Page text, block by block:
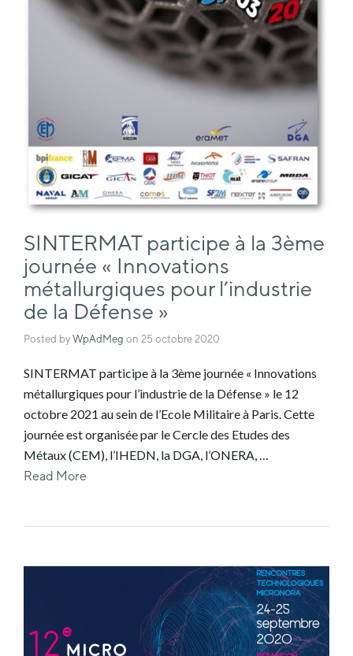
SINTERMAT participe à la 3ème
journée « Innovations
métallurgiques pour l’industrie
de la Défense »
Posted by WpAdMeg on 25 octobre 2020
SINTERMAT participe à la 3ème journée « Innovations
métallurgiques pour l’industrie de la Défense » le 12
octobre 2021 au sein de l’Ecole Militaire à Paris. Cette
journée est organisée par le Cercle des Etudes des
Métaux (CEM), l’IHEDN, la DGA, l’ONERA, …
Read More